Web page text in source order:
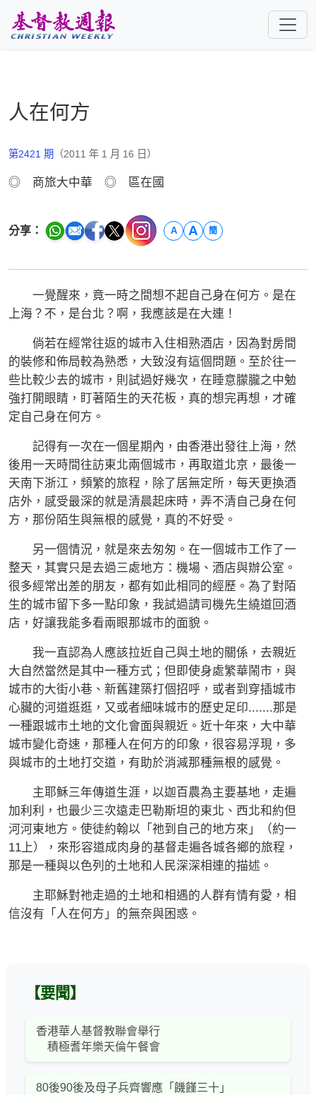
人在何方
第2421 期 （2011 年 1 月 16 日）
◎ 商旅大中華 ◎ 區在國
分享： A A 簡
一覺醒來，竟一時之間想不起自己身在何方。是在
上海？不，是台北？啊，我應該是在大連！
倘若在經常往返的城市入住相熟酒店，因為對房間
的裝修和佈局較為熟悉，大致沒有這個問題。至於往一
些比較少去的城市，則試過好幾次，在睡意朦朧之中勉
強打開眼睛，盯著陌生的天花板，真的想完再想，才確
定自己身在何方。
記得有一次在一個星期內，由香港出發往上海，然
後用一天時間往訪東北兩個城市，再取道北京，最後一
天南下浙江，頻繁的旅程，除了居無定所，每天更換酒
店外，感受最深的就是清晨起床時，弄不清自己身在何
方，那份陌生與無根的感覺，真的不好受。
另一個情況，就是來去匆匆。在一個城市工作了一
整天，其實只是去過三處地方：機場、酒店與辦公室。
很多經常出差的朋友，都有如此相同的經歷。為了對陌
生的城市留下多一點印象，我試過請司機先生繞道回酒
店，好讓我能多看兩眼那城市的面貌。
我一直認為人應該拉近自己與土地的關係，去親近
大自然當然是其中一種方式；但即使身處繁華鬧市，與
城市的大街小巷、新舊建築打個招呼，或者到穿插城市
心臟的河道逛逛，又或者細味城市的歷史足印.......那是
一種跟城市土地的文化會面與親近。近十年來，大中華
城市變化奇速，那種人在何方的印象，很容易浮現，多
與城市的土地打交道，有助於消減那種無根的感覺。
主耶穌三年傳道生涯，以迦百農為主要基地，走遍
加利利，也最少三次遠走巴勒斯坦的東北、西北和約但
河河東地方。使徒約翰以「祂到自己的地方來」（約一
11上），來形容道成肉身的基督走遍各城各鄉的旅程，
那是一種與以色列的土地和人民深深相連的描述。
主耶穌對祂走過的土地和相遇的人群有情有愛，相
信沒有「人在何方」的無奈與困惑。
【要聞】
香港華人基督教聯會舉行
積極耆年樂天倫午餐會
80後90後及母子兵齊響應「饑饉三十」